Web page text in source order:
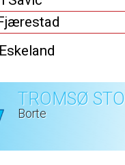
TROMSØ
Borte